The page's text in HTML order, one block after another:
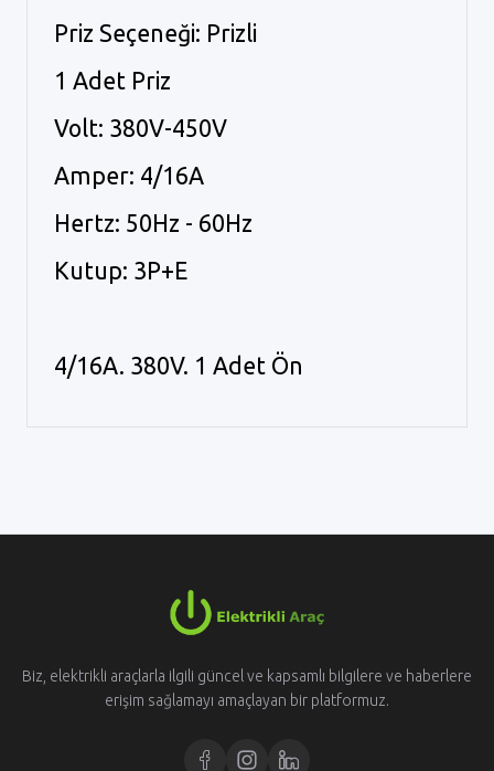
Priz Seçeneği: Prizli
1 Adet Priz
Volt: 380V-450V
Amper: 4/16A
Hertz: 50Hz - 60Hz
Kutup: 3P+E
4/16A. 380V. 1 Adet Ön
Biz, elektrikli araçlarla ilgili güncel ve kapsamlı bilgilere ve haberlere
erişim sağlamayı amaçlayan bir platformuz.